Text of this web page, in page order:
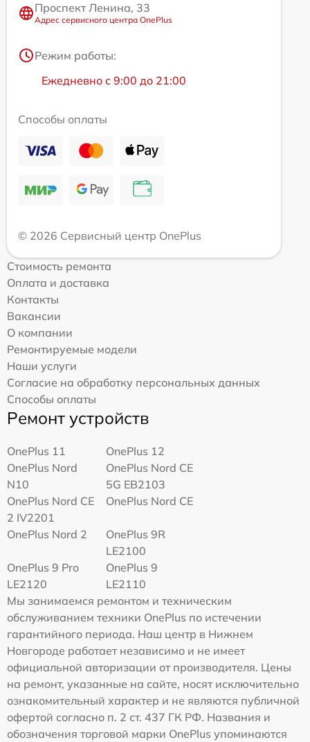
Проспект Ленина, 33
Адрес сервисного центра OnePlus
Режим работы:
Ежедневно с 9:00 до 21:00
Способы оплаты
© 2026 Сервисный центр OnePlus
Стоимость ремонта
Оплата и доставка
Контакты
Вакансии
О компании
Ремонтируемые модели
Наши услуги
Согласие на обработку персональных данных
Способы оплаты
Ремонт устройств
OnePlus 11
OnePlus 12
OnePlus Nord
N10
OnePlus Nord CE
5G EB2103
OnePlus Nord CE
2 IV2201
OnePlus Nord CE
OnePlus Nord 2
OnePlus 9R
LE2100
OnePlus 9 Pro
LE2120
OnePlus 9
LE2110
Мы занимаемся ремонтом и техническим
обслуживанием техники OnePlus по истечении
гарантийного периода. Наш центр в Нижнем
Новгороде работает независимо и не имеет
официальной авторизации от производителя. Цены
на ремонт, указанные на сайте, носят исключительно
ознакомительный характер и не являются публичной
офертой согласно п. 2 ст. 437 ГК РФ. Названия и
обозначения торговой марки OnePlus упоминаются